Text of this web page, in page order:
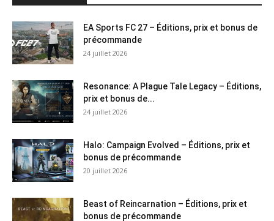
EA Sports FC 27 – Éditions, prix et bonus de
précommande
24 juillet 2026
Resonance: A Plague Tale Legacy – Éditions,
prix et bonus de...
24 juillet 2026
Halo: Campaign Evolved – Éditions, prix et
bonus de précommande
20 juillet 2026
Beast of Reincarnation – Éditions, prix et
bonus de précommande